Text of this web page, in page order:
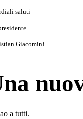
saluti
Giacomini
a tutti.